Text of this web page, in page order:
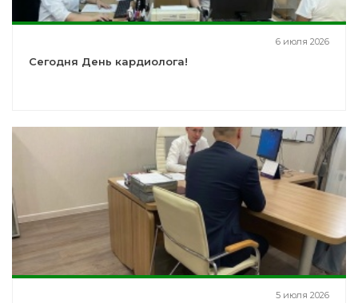
6 июля 2026
Сегодня День кардиолога!
5 июля 2026